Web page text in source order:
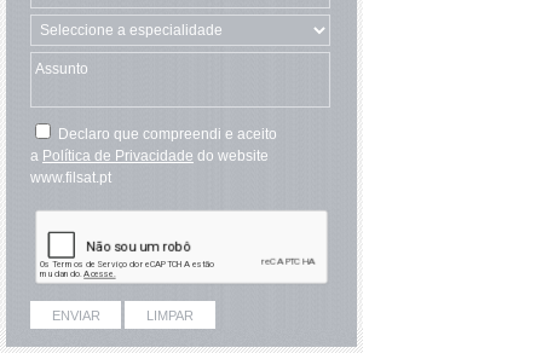
Declaro que compreendi e aceito
a Política de Privacidade do website
www.filsat.pt